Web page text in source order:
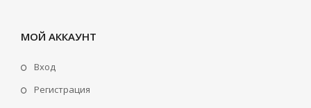
МОЙ АККАУНТ
Вход
Регистрация